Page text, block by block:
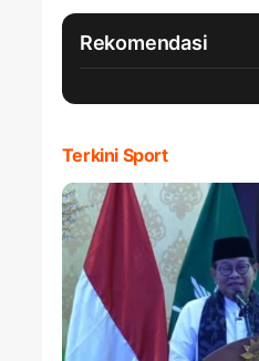
Rekomendasi
Terkini Sport